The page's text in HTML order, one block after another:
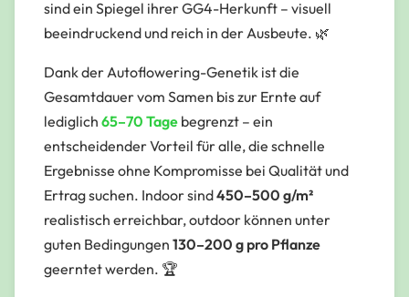
sind ein Spiegel ihrer GG4-Herkunft – visuell
beeindruckend und reich in der Ausbeute. 🌿
Dank der Autoflowering-Genetik ist die
Gesamtdauer vom Samen bis zur Ernte auf
lediglich 65–70 Tage begrenzt – ein
entscheidender Vorteil für alle, die schnelle
Ergebnisse ohne Kompromisse bei Qualität und
Ertrag suchen. Indoor sind450–500 g/m²
realistisch erreichbar, outdoor können unter
guten Bedingungen 130–200 g pro Pflanze
geerntet werden. 🏆